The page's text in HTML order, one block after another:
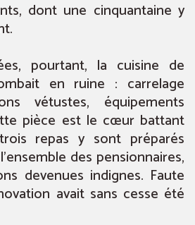
dont une cinquantaine y
pourtant, la cuisine de
en ruine : carrelage
vétustes, équipements
pièce est le cœur battant
repas y sont préparés
des pensionnaires,
devenues indignes. Faute
avait sans cesse été